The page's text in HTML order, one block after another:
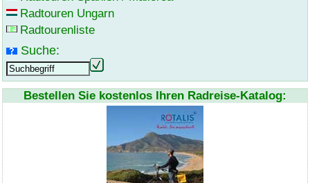
Radtouren Ungarn
Radtourenliste
Suche:
Bestellen Sie kostenlos Ihren Radreise-Katalog: